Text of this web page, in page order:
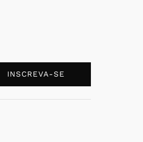
INSCREVA-SE